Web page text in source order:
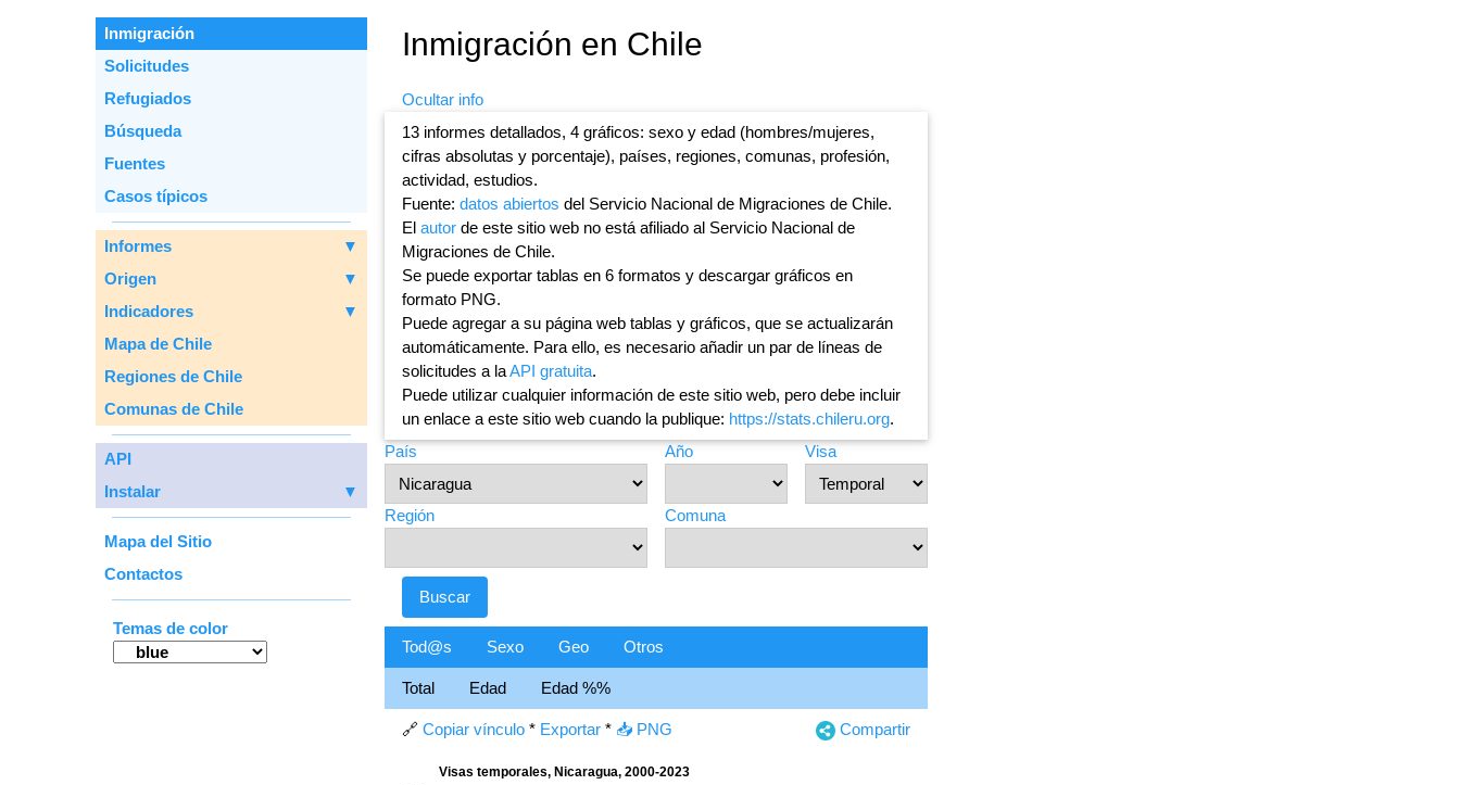
Inmigración
Solicitudes
Refugiados
Вúsqueda
Fuentes
Casos típicos
Informes
▼
Origen
▼
Indicadores
▼
Mapa de Chile
Regiones de Chile
Comunas de Chile
API
Instalar
▼
Mapa del Sitio
Contactos
Temas de color
Inmigración en Chile
Ocultar info
13 informes detallados, 4 gráficos: sexo y edad (hombres/mujeres,
cifras absolutas y porcentaje), países, regiones, comunas, profesión,
actividad, estudios.
Fuente: datos abiertos del Servicio Nacional de Migraciones de Chile.
El autor de este sitio web no está afiliado al Servicio Nacional de
Migraciones de Chile.
Se puede exportar tablas en 6 formatos y descargar gráficos en
formato PNG.
Puede agregar a su página web tablas y gráficos, que se actualizarán
automáticamente. Para ello, es necesario añadir un par de líneas de
solicitudes a laAPI gratuita.
Puede utilizar cualquier información de este sitio web, pero debe incluir
un enlace a este sitio web cuando la publique: https://stats.chileru.org.
País
Año Visa
Región Comuna
Tod@s Sexo Geo Otros
Total Edad Edad %%
🔗 Copiar vínculo * Exportar * 📥 PNG Compartir
Visas temporales, Nicaragua, 2000-2023